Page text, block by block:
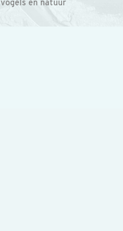
vogels en natuur